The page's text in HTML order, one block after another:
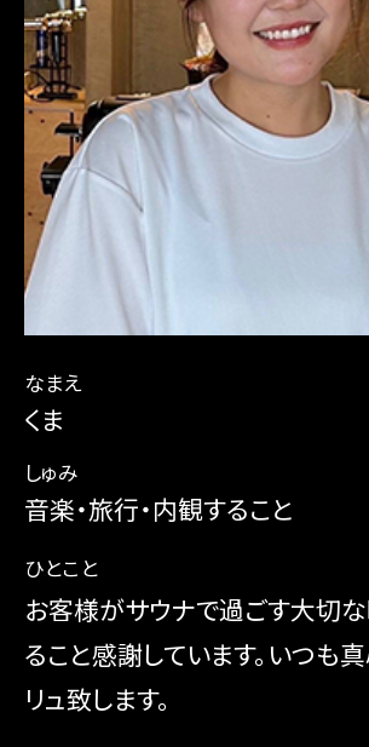
なまえ
くま
しゅみ
音楽・旅行・内観すること
ひとこと
お客様がサウナで過ごす大切
ること感謝しています。いつも
リュ致します。